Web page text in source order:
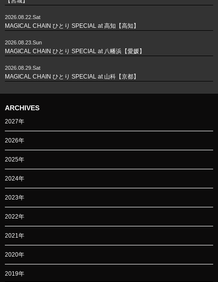
2026.08.22.Sat
MAGICAL CHAIN ひとり SPECIAL at 高知【高知】
2026.08.23.Sun
MAGICAL CHAIN ひとり SPECIAL at 八幡浜【愛媛】
2026.08.29.Sat
MAGICAL CHAIN ひとり SPECIAL at 山科【京都】
ARCHIVES
2027年
2026年
2025年
2024年
2023年
2022年
2021年
2020年
2019年